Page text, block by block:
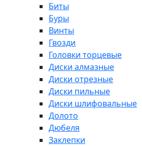
Биты
Буры
Винты
Гвозди
Головки торцевые
Диски алмазные
Диски отрезные
Диски пильные
Диски шлифовальные
Долото
Дюбеля
Заклепки